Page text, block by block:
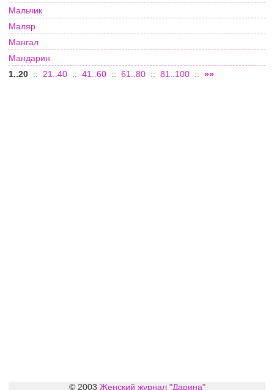
Мальчик
Маляр
Мангал
Мандарин
1..20 :: 21..40 :: 41..60 :: 61..80 :: 81..100 :: »»
© 2003 Женский журнал "Дарина"